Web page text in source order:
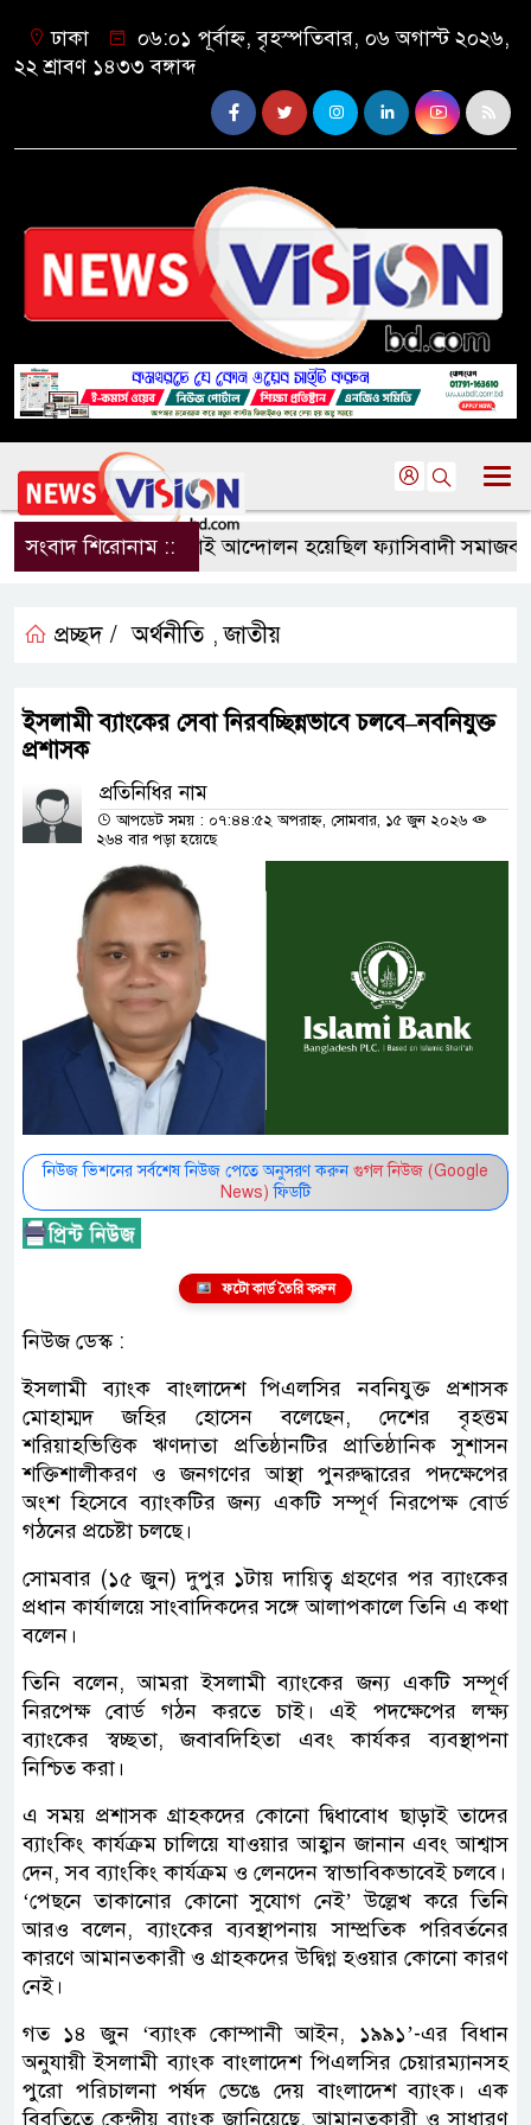
ঢাকা
০৬:০১ পূর্বাহ্ন, বৃহস্পতিবার, ০৬ অগাস্ট ২০২৬,
২২ শ্রাবণ ১৪৩৩ বঙ্গাব্দ
সংবাদ শিরোনাম ::জুলাই আন্দোলন হয়েছিল ফ্যাসিবাদী
প্রচ্ছদ / অর্থনীতি ,জাতীয়
ইসলামী ব্যাংকের সেবা নিরবচ্ছিন্নভাবে চলবে–নবনিযুক্ত
প্রশাসক
প্রতিনিধির নাম
আপডেট সময় : ০৭:৪৪:৫২ অপরাহ্ন, সোমবার, ১৫ জুন ২০২৬
২৬৪ বার পড়া হয়েছে
নিউজ ভিশনের সর্বশেষ নিউজ পেতে অনুসরণ করুন গুগল নিউজ (Google
News) ফিডটি
ফটো কার্ড তৈরি করুন
নিউজ ডেস্ক :
ইসলামী ব্যাংক বাংলাদেশ পিএলসির নবনিযুক্ত প্রশাসক
মোহাম্মদ জহির হোসেন বলেছেন, দেশের বৃহত্তম
শরিয়াহভিত্তিক ঋণদাতা প্রতিষ্ঠানটির প্রাতিষ্ঠানিক সুশাসন
শক্তিশালীকরণ ও জনগণের আস্থা পুনরুদ্ধারের পদক্ষেপের
অংশ হিসেবে ব্যাংকটির জন্য একটি সম্পূর্ণ নিরপেক্ষ বোর্ড
গঠনের প্রচেষ্টা চলছে।
সোমবার (১৫ জুন) দুপুর ১টায় দায়িত্ব গ্রহণের পর ব্যাংকের
প্রধান কার্যালয়ে সাংবাদিকদের সঙ্গে আলাপকালে তিনি এ কথা
বলেন।
তিনি বলেন, আমরা ইসলামী ব্যাংকের জন্য একটি সম্পূর্ণ
নিরপেক্ষ বোর্ড গঠন করতে চাই। এই পদক্ষেপের লক্ষ্য
ব্যাংকের স্বচ্ছতা, জবাবদিহিতা এবং কার্যকর ব্যবস্থাপনা
নিশ্চিত করা।
এ সময় প্রশাসক গ্রাহকদের কোনো দ্বিধাবোধ ছাড়াই তাদের
ব্যাংকিং কার্যক্রম চালিয়ে যাওয়ার আহ্বান জানান এবং আশ্বাস
দেন, সব ব্যাংকিং কার্যক্রম ও লেনদেন স্বাভাবিকভাবেই চলবে।
‘পেছনে তাকানোর কোনো সুযোগ নেই’ উল্লেখ করে তিনি
আরও বলেন, ব্যাংকের ব্যবস্থাপনায় সাম্প্রতিক পরিবর্তনের
কারণে আমানতকারী ও গ্রাহকদের উদ্বিগ্ন হওয়ার কোনো কারণ
নেই।
গত ১৪ জুন ‘ব্যাংক কোম্পানী আইন, ১৯৯১’-এর বিধান
অনুযায়ী ইসলামী ব্যাংক বাংলাদেশ পিএলসির চেয়ারম্যানসহ
পুরো পরিচালনা পর্ষদ ভেঙে দেয় বাংলাদেশ ব্যাংক। এক
বিবৃতিতে কেন্দ্রীয় ব্যাংক জানিয়েছে, আমানতকারী ও সাধারণ